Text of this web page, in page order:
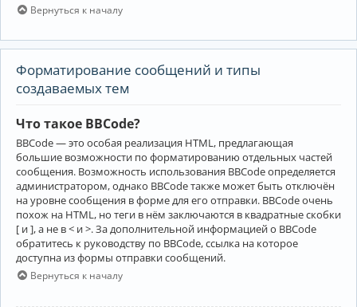
Вернуться к началу
Форматирование сообщений и типы
создаваемых тем
Что такое BBCode?
BBCode — это особая реализация HTML, предлагающая
большие возможности по форматированию отдельных частей
сообщения. Возможность использования BBCode определяется
администратором, однако BBCode также может быть отключён
на уровне сообщения в форме для его отправки. BBCode очень
похож на HTML, но теги в нём заключаются в квадратные скобки
[ и ], а не в < и >. За дополнительной информацией о BBCode
обратитесь к руководству по BBCode, ссылка на которое
доступна из формы отправки сообщений.
Вернуться к началу